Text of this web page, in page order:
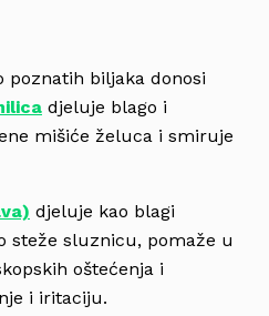
poznatih biljaka donosi
djeluje blago i
mišiće želuca i smiruje
djeluje kao blagi
steže sluznicu, pomaže u
oštećenja i
i iritaciju.